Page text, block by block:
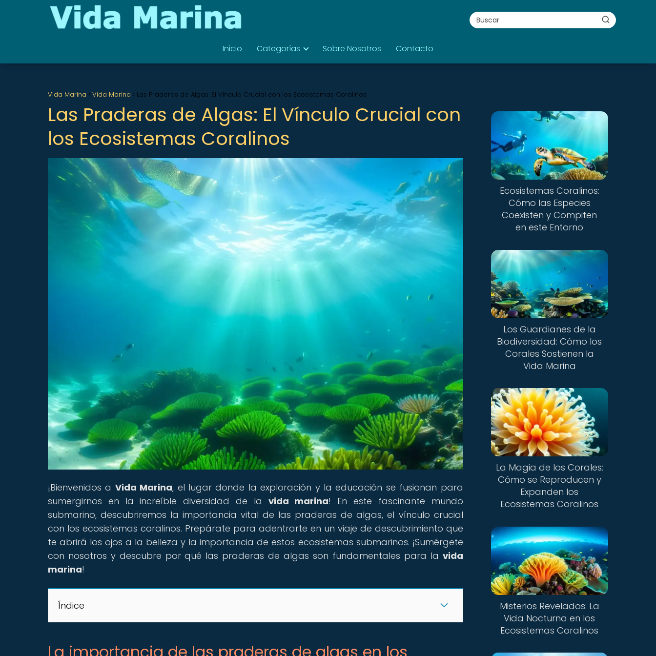
Inicio Categorías Sobre Nosotros Contacto
Vida Marina Vida Marina Las Praderas de Algas: El Vínculo Crucial con los Ecosistemas Coralinos
Las Praderas de Algas: El Vínculo Crucial con
los Ecosistemas Coralinos
¡Bienvenidos a Vida Marina, el lugar donde la exploración y la educación se fusionan para
sumergirnos en la increíble diversidad de la vida marina! En este fascinante mundo
submarino, descubriremos la importancia vital de las praderas de algas, el vínculo crucial
con los ecosistemas coralinos. Prepárate para adentrarte en un viaje de descubrimiento que
te abrirá los ojos a la belleza y la importancia de estos ecosistemas submarinos. ¡Sumérgete
con nosotros y descubre por qué las praderas de algas son fundamentales para la vida
marina!
Índice
Ecosistemas Coralinos:
Cómo las Especies
Coexisten y Compiten
en este Entorno
Los Guardianes de la
Biodiversidad: Cómo los
Corales Sostienen la
Vida Marina
La Magia de los Corales:
Cómo se Reproducen y
Expanden los
Ecosistemas Coralinos
Misterios Revelados: La
Vida Nocturna en los
Ecosistemas Coralinos